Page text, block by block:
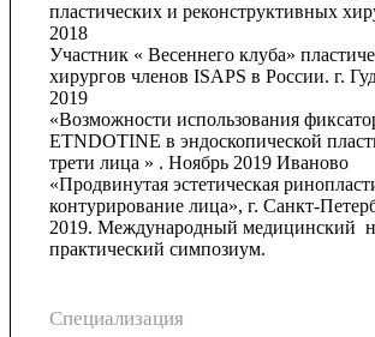
пластических и реконструктивных
2018
Участник « Весеннего клуба»
хирургов членов ISAPS в России. г.
2019
«Возможности использования
ETNDOTINE в эндоскопической
трети лица » . Ноябрь 2019 Иваново
«Продвинутая эстетическая
контурирование лица», г. Санкт-
2019. Международный медицинский
практический симпозиум.
Специализация